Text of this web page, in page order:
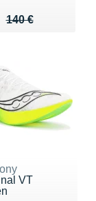
140 €
de 140 €
98 €
VT